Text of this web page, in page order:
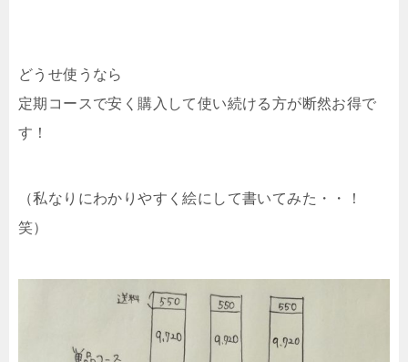
どうせ使うなら
定期コースで安く購入して使い続ける方が断然お得で
す！
（私なりにわかりやすく絵にして書いてみた・・！
笑）